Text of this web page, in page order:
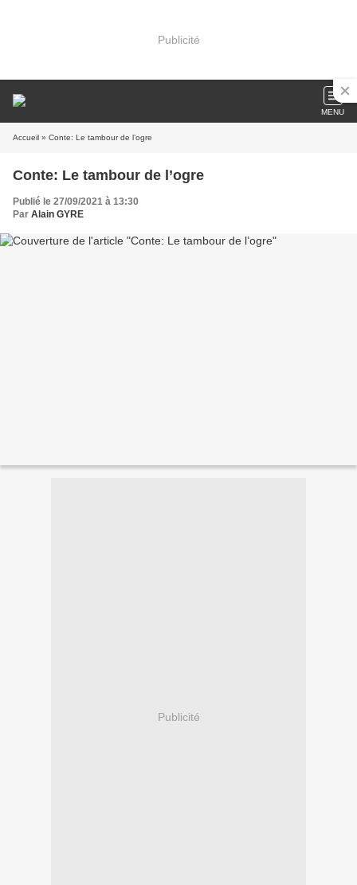
Publicité
MENU
Accueil » Conte: Le tambour de l’ogre
Conte: Le tambour de l’ogre
Publié le 27/09/2021 à 13:30
Par Alain GYRE
Publicité